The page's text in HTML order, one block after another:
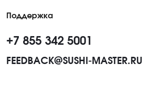
Поддержка
+7 855 342 5001
FEEDBACK@SUSHI-MASTER.RU